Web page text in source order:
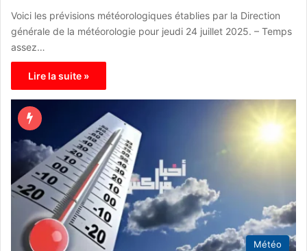
Voici les prévisions météorologiques établies par la Direction
générale de la météorologie pour jeudi 24 juillet 2025. – Temps
assez…
Lire la suite »
Météo